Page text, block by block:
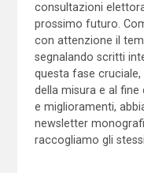
consultazioni
prossimo futuro.
con attenzione il
segnalando scritti
questa fase
della misura e al
e miglioramenti,
newsletter
raccogliamo gli